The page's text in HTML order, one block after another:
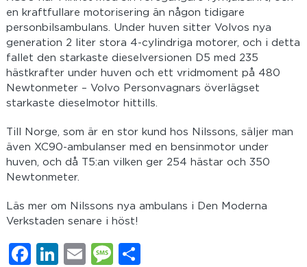
en kraftfullare motorisering än någon tidigare
personbilsambulans. Under huven sitter Volvos nya
generation 2 liter stora 4-cylindriga motorer, och i detta
fallet den starkaste dieselversionen D5 med 235
hästkrafter under huven och ett vridmoment på 480
Newtonmeter – Volvo Personvagnars överlägset
starkaste dieselmotor hittills.
Till Norge, som är en stor kund hos Nilssons, säljer man
även XC90-ambulanser med en bensinmotor under
huven, och då T5:an vilken ger 254 hästar och 350
Newtonmeter.
Läs mer om Nilssons nya ambulans i Den Moderna
Verkstaden senare i höst!
Facebook
LinkedIn
EmailMessage